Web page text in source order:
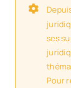
ses
Pour